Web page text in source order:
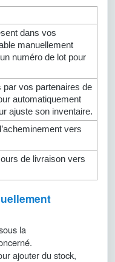
dans vos
manuellement
numéro de lot pour
vos partenaires de
automatiquement
ajuste son inventaire.
vers
de livraison vers
la
ajouter du stock,